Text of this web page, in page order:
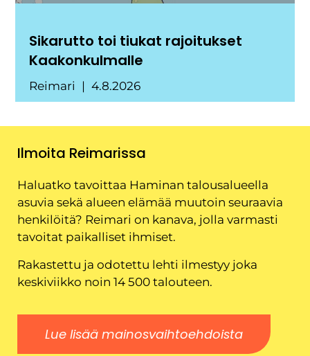
Sikarutto toi tiukat rajoitukset
Kaakonkulmalle
Reimari 4.8.2026
Ilmoita Reimarissa
Haluatko tavoittaa Haminan talousalueella
asuvia sekä alueen elämää muutoin seuraavia
henkilöitä? Reimari on kanava, jolla varmasti
tavoitat paikalliset ihmiset.
Rakastettu ja odotettu lehti ilmestyy joka
keskiviikko noin 14 500 talouteen.
Lue lisää mainosvaihtoehdoista